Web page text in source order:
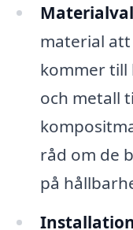
material
kommer till
och metall
råd om de
på